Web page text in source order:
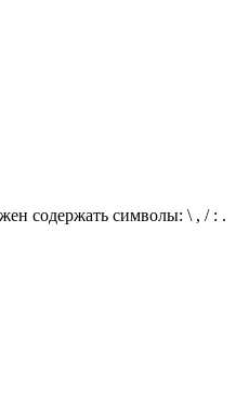
содержать символы: \ , / : .